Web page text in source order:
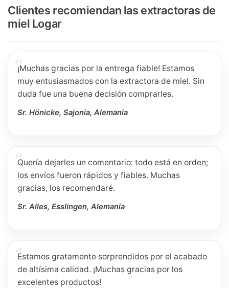
Clientes recomiendan las extractoras de
miel Logar
¡Muchas gracias por la entrega fiable! Estamos
muy entusiasmados con la extractora de miel. Sin
duda fue una buena decisión comprarles.
Sr. Hönicke, Sajonia, Alemania
Quería dejarles un comentario: todo está en orden;
los envíos fueron rápidos y fiables. Muchas
gracias, los recomendaré.
Sr. Alles, Esslingen, Alemania
Estamos gratamente sorprendidos por el acabado
de altísima calidad. ¡Muchas gracias por los
excelentes productos!